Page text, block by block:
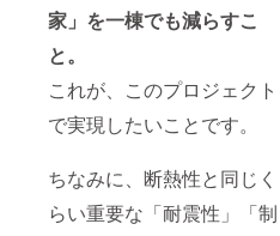
家」を一棟でも減らすこ
と。
これが、このプロジェクト
で実現したいことです。
ちなみに、断熱性と同じく
らい重要な「耐震性」「制